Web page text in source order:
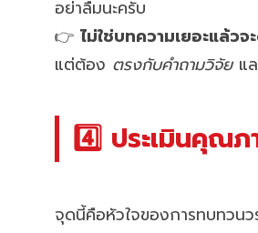
อย่าลืมนะครับ
👉 ไม่ใช่บทความเยอะแล้วจ
แต่ต้อง ตรงกับคำถามวิจัยแล
4️⃣ ประเมินคุณภ
จุดนี้คือหัวใจของการทบทวน